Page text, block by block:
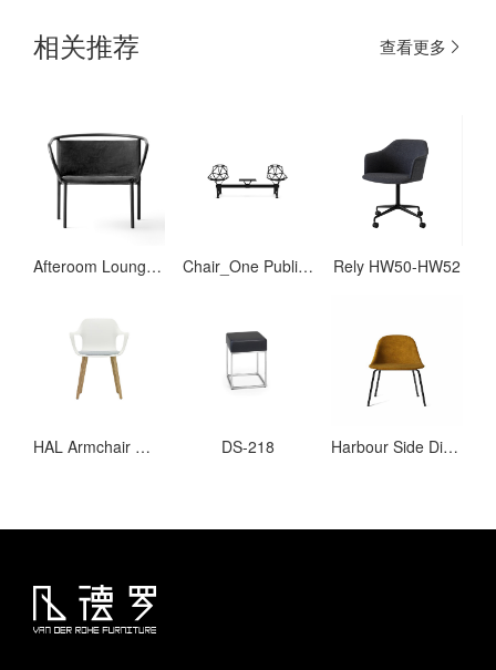
相关推荐 查看更多
Afteroom Lounge Chair Chair_One Public Seating System 2 Rely HW50-HW52
HAL Armchair Wood DS-218 Harbour Side Dining Chair, Steel Base, upholstered